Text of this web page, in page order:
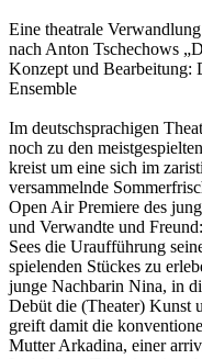
Eine theatrale Verwandlung
nach Anton Tschechows
Konzept und
Ensemble
Im deutschsprachigen
noch zu den
kreist um eine sich im
ver­sammelnde
Open Air Premiere des
und Verwandte und
Sees die Uraufführung
spielenden Stückes zu
junge Nachbarin Nina, in
Debüt die (Theater) Kunst
greift damit die
Mutter Arkadina, einer